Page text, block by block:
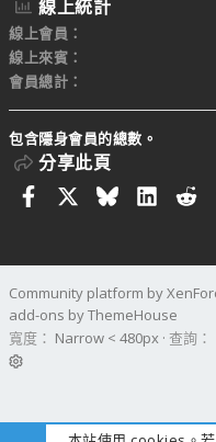
線上統計
線上會員
線上來賓
會員總計
包含隱身會員的總數。
分享此頁
FacebookBluesky
Community platform by
add-ons by ThemeHouse
寬度
查詢